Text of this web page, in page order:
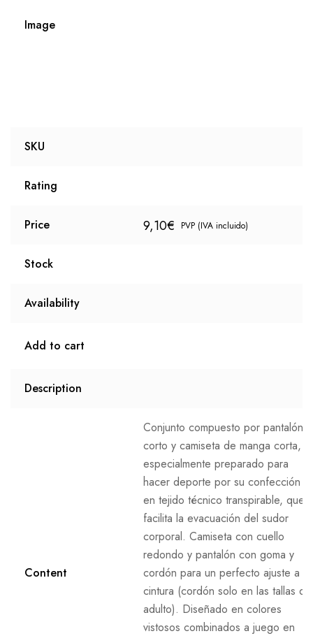
Image
SKU
Rating
Price 9,10€ PVP (IVA incluido)
Stock
Availability
Add to cart
Description
Content
Conjunto compuesto por pantalón
corto y camiseta de manga corta,
especialmente preparado para
hacer deporte por su confección
en tejido técnico transpirable, que
facilita la evacuación del sudor
corporal. Camiseta con cuello
redondo y pantalón con goma y
cordón para un perfecto ajuste a la
cintura (cordón solo en las tallas de
adulto). Diseñado en colores
vistosos combinados a juego en